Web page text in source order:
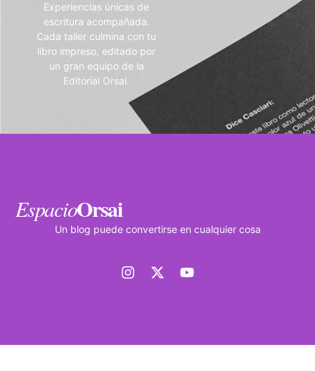
Experiencias únicas de
escritura acompañada.
Cada taller culmina con tu
libro impreso, editado por
un gran equipo de la
Editorial Orsai.
EspacioOrsai
Un blog puede convertirse en cualquier cosa